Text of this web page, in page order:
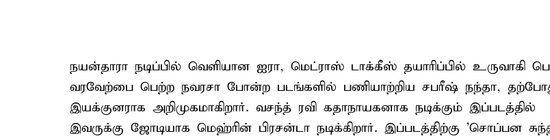
நயன்தாரா நடிப்பில் வெளியான ஐரா, மெட்ராஸ் டாக்கீஸ் தயாரிப்பில் உருவாகி
வரவேற்பை பெற்ற நவரசா போன்ற படங்களில் பணியாற்றிய சபரீஷ் நந்தா,
இயக்குனராக அறிமுகமாகிறார். வசந்த் ரவி கதாநாயகனாக நடிக்கும் இப்படத்தில்
இவருக்கு ஜோடியாக மெஹ்ரின் பிரசன்டா நடிக்கிறார். இப்படத்திற்கு 'சொப்பன